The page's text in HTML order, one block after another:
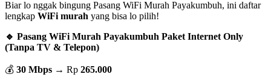
Biar lo nggak bingung Pasang WiFi Murah Payakumbuh, ini daftar
lengkap WiFi murah yang bisa lo pilih!
🔹 Pasang WiFi Murah Payakumbuh Paket Internet Only
(Tanpa TV & Telepon)
💰 30 Mbps → Rp 265.000